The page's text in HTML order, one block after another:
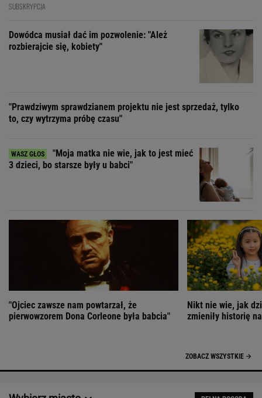
SUBSKRYPCJA
Dowódca musiał dać im pozwolenie: "Ależ
rozbierajcie się, kobiety"
"Prawdziwym sprawdzianem projektu nie jest sprzedaż, tylko
to, czy wytrzyma próbę czasu"
"Moja matka nie wie, jak to jest mieć
3 dzieci, bo starsze były u babci"
"Ojciec zawsze nam powtarzał, że
pierwowzorem Dona Corleone była babcia"
Nikt nie wie, jak
zmieniły historię
ZOBACZ WSZYSTKIE